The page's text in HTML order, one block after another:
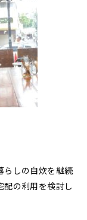
らしの自炊を継続
配の利用を検討し